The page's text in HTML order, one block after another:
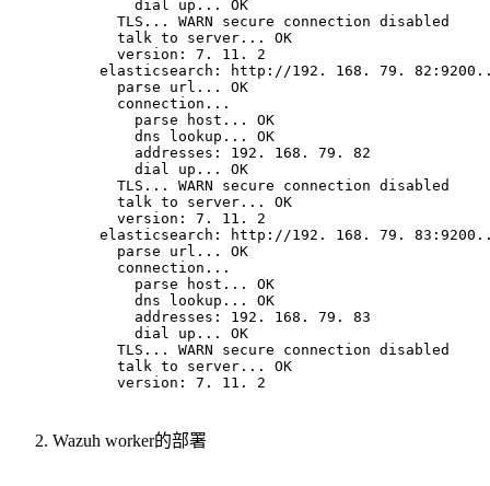
    dial up... OK
  TLS... WARN secure connection disabled
  talk to server... OK
  version: 7. 11. 2
elasticsearch: http://192. 168. 79.
  parse url... OK
  connection...
    parse host... OK
    dns lookup... OK
    addresses: 192. 168. 79. 82
    dial up... OK
  TLS... WARN secure connection disabled
  talk to server... OK
  version: 7. 11. 2
elasticsearch: http://192. 168. 79.
  parse url... OK
  connection...
    parse host... OK
    dns lookup... OK
    addresses: 192. 168. 79. 83
    dial up... OK
  TLS... WARN secure connection disabled
  talk to server... OK
  version: 7. 11. 2
Wazuh worker的部署